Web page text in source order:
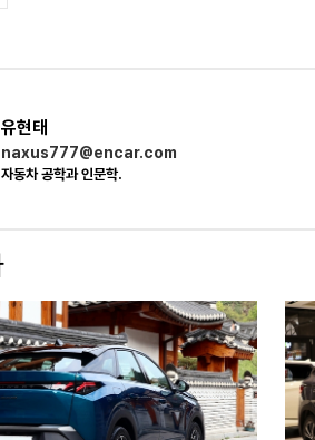
유현태
naxus777@encar.com
자동차 공학과 인문학.